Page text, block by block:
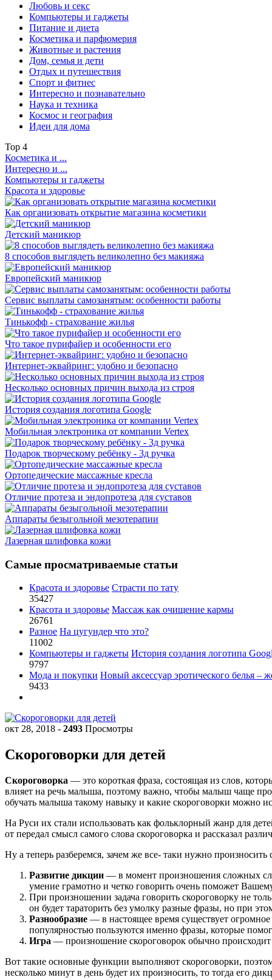
Любовь и секс
Компьютеры и гаджеты
Питание и диета
Косметика и парфюмерия
Животные и растения
Дом, семья и дети
Отдых и путешествия
Спорт и фитнес
Интересно и познавательно
Наука и техника
Космос и география
Идеи для дома
Top 4
Косметика и ...
Интересно и ...
Компьютеры и гаджеты
Красота и здоровье
Как организовать открытие магазина косметики
Детский маникюр
8 способов выглядеть великолепно без макияжа
Европейский маникюр
Сервис выплаты самозанятым: особенности работы
Тинькофф - страхование жилья
Что такое пурифайер и особенности его
Интернет-эквайринг: удобно и безопасно
Несколько основных причин выхода из строя
История создания логотипа Google
Мобильная электроника от компании Vertex
Подарок творческому ребёнку - 3д ручка
Ортопедические массажные кресла
Отличие протеза и эндопротеза для суставов
Аппараты безыгольной мезотерапии
Лазерная шлифовка кожи
Самые просматриваемые статьи
Красота и здоровье Страсти по тату
35427
Красота и здоровье Массаж как очищение кармы
26761
Разное На цугундер что это?
11002
Компьютеры и гаджеты История создания логотипа
9797
Мода и покупки Новый аксессуар эротического белья –
9433
окт 28, 2018 - 2493 Просмотры
Скороговорки для детей
Скороговорка — это короткая фраза, состоящая из слов,
влияет на речь малыша, поэтому важно, чтобы малыш чаще
обучать малыша такому навыку и какие скороговорки можно
На Руси их стали использовать как фольклорный жанр для
от передал смысл самого слова скороговорка и рассказал
Ну а теперь разберемся, зачем же все- таки нужно произносить
Развитие дикции — в момент произношения сложных
умение грамотно и четко говорить очень поможет
При произношении задача говорить скороговорку не
он будет тараторить без умолку разные фразы, но при
Разнообразие — в настоящее время существует
популярностью пользуются именно фразы, которые
Игра — произношение скороговорок обычно
Вот такие основные функции выполняют скороговорки,
несколько минут в день будет их произносить, то тогда его